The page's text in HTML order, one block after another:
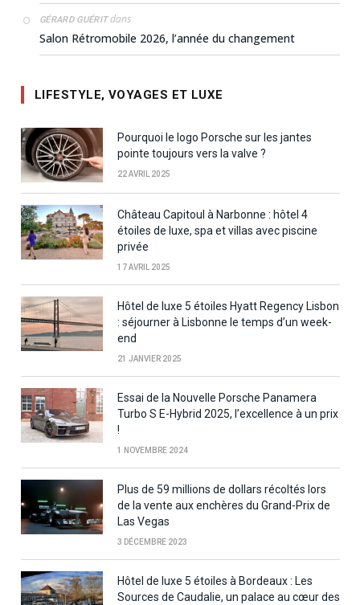
GÉRARD GUÉRITdans
Salon Rétromobile 2026, l’année du changement
LIFESTYLE, VOYAGES ET LUXE
Pourquoi le logo Porsche sur les jantes
pointe toujours vers la valve ?
22 AVRIL 2025
Château Capitoul à Narbonne : hôtel 4
étoiles de luxe, spa et villas avec piscine
privée
17 AVRIL 2025
Hôtel de luxe 5 étoiles Hyatt Regency Lisbon
: séjourner à Lisbonne le temps d’un week-
end
21 JANVIER 2025
Essai de la Nouvelle Porsche Panamera
Turbo S E-Hybrid 2025, l’excellence à un prix
!
1 NOVEMBRE 2024
Plus de 59 millions de dollars récoltés lors
de la vente aux enchères du Grand-Prix de
Las Vegas
3 DÉCEMBRE 2023
Hôtel de luxe 5 étoiles à Bordeaux : Les
Sources de Caudalie, un palace au cœur des